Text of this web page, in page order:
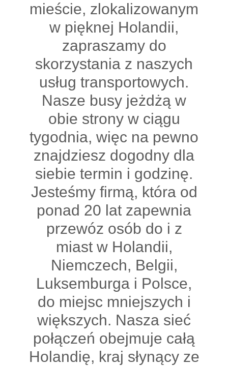
mieście, zlokalizowanym
w pięknej Holandii,
zapraszamy do
skorzystania z naszych
usług transportowych.
Nasze busy jeżdżą w
obie strony w ciągu
tygodnia, więc na pewno
znajdziesz dogodny dla
siebie termin i godzinę.
Jesteśmy firmą, która od
ponad 20 lat zapewnia
przewóz osób do i z
miast w Holandii,
Niemczech, Belgii,
Luksemburga i Polsce,
do miejsc mniejszych i
większych. Nasza sieć
połączeń obejmuje całą
Holandię, kraj słynący ze